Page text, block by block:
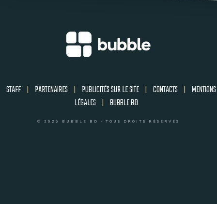
STAFF | PARTENAIRES | PUBLICITÉS SUR LE SITE | CONTACTS | MENTIONS
LÉGALES | BUBBLE BD
© 2026 BUBBLE BD - TOUS DROITS RÉSERVÉS